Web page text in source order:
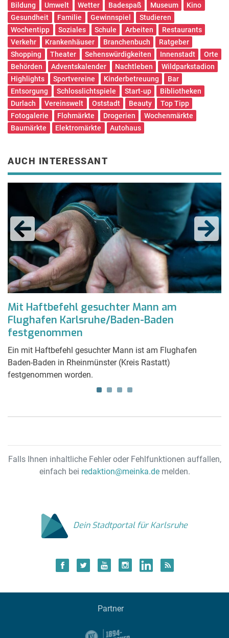
Bildung
Umwelt Wetter Badespaß Museum
Kino
Gesundheit
Familie Gewinnspiel
Studieren
Wochentipp
Soziales Schule Arbeiten
Restaurants
Verkehr
Krankenhäuser Branchenbuch
Ratgeber
Shopping
Theater Sehenswürdigkeiten Innenstadt
Orte
Behörden
Adventskalender Nachtleben
Wildparkstadion
Highlights
Sportvereine Kinderbetreuung
Bar
Entsorgung
Schlosslichtspiele Start-up
Bibliotheken
Durlach
Vereinswelt Oststadt Beauty
Top Tipp
Fotogalerie
Flohmärkte Drogerien
Wochenmärkte
Baumärkte
Elektromärkte Autohaus
AUCH INTERESSANT
Mit Haftbefehl gesuchter Mann am
Flughafen Karlsruhe/Baden-Baden
festgenommen
Ein mit Haftbefehl gesuchter Mann ist am Flughafen
Baden-Baden in Rheinmünster (Kreis Rastatt)
festgenommen worden.
Falls Ihnen inhaltliche Fehler oder Fehlfunktionen auffallen,
einfach bei redaktion@meinka.demelden.
Dein Stadtportal für Karlsruhe
Partner